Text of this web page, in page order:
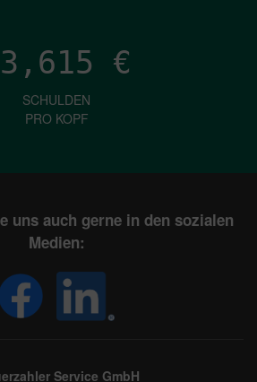
€
SCHULDEN
PRO KOPF
uns auch gerne in den sozialen
Medien:
Service GmbH